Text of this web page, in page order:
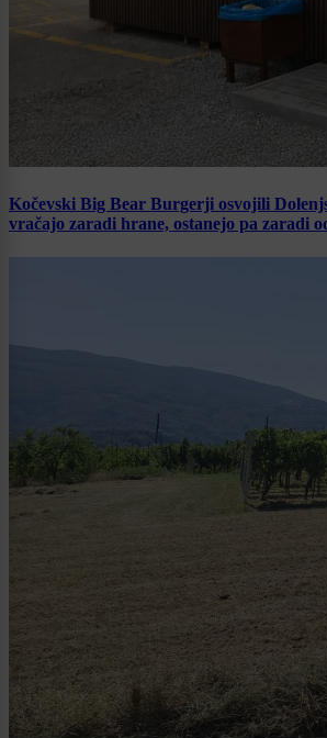
Kočevski Big Bear Burgerji osvojili
vračajo zaradi hrane, ostanejo pa zaradi